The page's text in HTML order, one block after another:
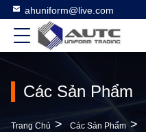
ahuniform@live.com
Các Sản Phẩm
Trang Chủ > Các Sản Phẩm >